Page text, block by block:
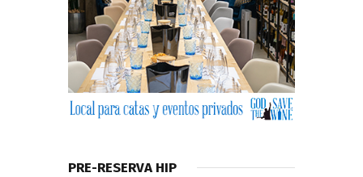
PRE-RESERVA HIP